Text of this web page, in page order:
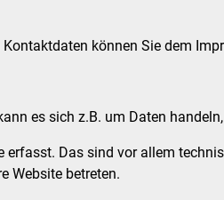
können Sie dem
es sich z.B. um Daten
Das sind vor allem
Website betreten.